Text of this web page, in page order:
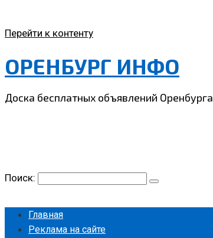
Перейти к контенту
ОРЕНБУРГ ИНФО
Доска бесплатных объявлений Оренбурга
Поиск:
Главная
Реклама на сайте